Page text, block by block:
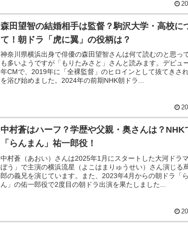
森田望智の結婚相手は監督？駒沢大学・高校に
て！朝ドラ「虎に翼」の役柄は？
神奈川県横浜出身で俳優の森田望智さんは何て読むのと思っ
も多いようですが「もりたみさと」さんと読みます。デビュ
年CMで、2019年に「全裸監督」のヒロインとして抜てきさ
を浴び始めました。2024年の前期NHK朝ドラ...
中村蒼はハーフ？学歴や父親・奥さんは？NHK
「らんまん」祐一郎役！
中村蒼（あおい）さんは2025年1月にスタートした大河ドラ
ぼう」で主演の横浜流星（よこはまりゅうせい）さん演じる
郎の義兄を演じています。また、2023年4月からの朝ドラ「
ん」の佑一郎役で2度目の朝ドラ出演を果たしました...